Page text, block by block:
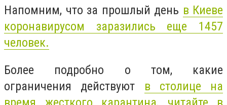
Напомним, что за прошлый день в Киеве
коронавирусом заразились еще 1457
человек.
Более подробно о том, какие
ограничения действуют в столице на